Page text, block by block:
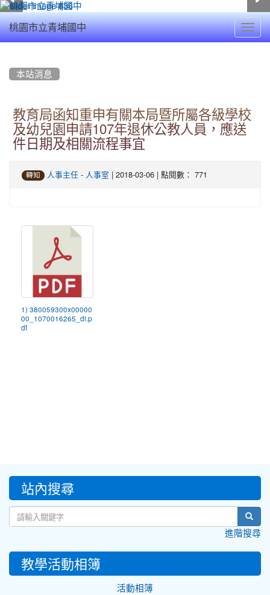
桃園市立青埔國中
本站消息
教育局函知重申有關本局暨所屬各級學校
及幼兒園申請107年退休公教人員，應送
件日期及相關流程事宜
轉知 人事主任 - 人事室 | 2018-03-06 | 點閱數： 771
1) 380059300x00000
00_1070016265_di.p
df
::: 站內搜尋
進階搜尋
教學活動相簿
活動相簿